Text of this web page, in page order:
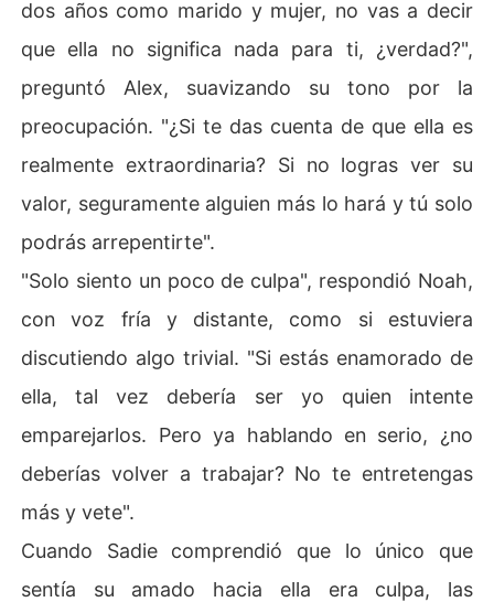
dos años como marido y mujer, no vas a decir
que ella no significa nada para ti, ¿verdad?",
preguntó Alex, suavizando su tono por la
preocupación. "¿Si te das cuenta de que ella es
realmente extraordinaria? Si no logras ver su
valor, seguramente alguien más lo hará y tú solo
podrás arrepentirte".
"Solo siento un poco de culpa", respondió Noah,
con voz fría y distante, como si estuviera
discutiendo algo trivial. "Si estás enamorado de
ella, tal vez debería ser yo quien intente
emparejarlos. Pero ya hablando en serio, ¿no
deberías volver a trabajar? No te entretengas
más y vete".
Cuando Sadie comprendió que lo único que
sentía su amado hacia ella era culpa, las